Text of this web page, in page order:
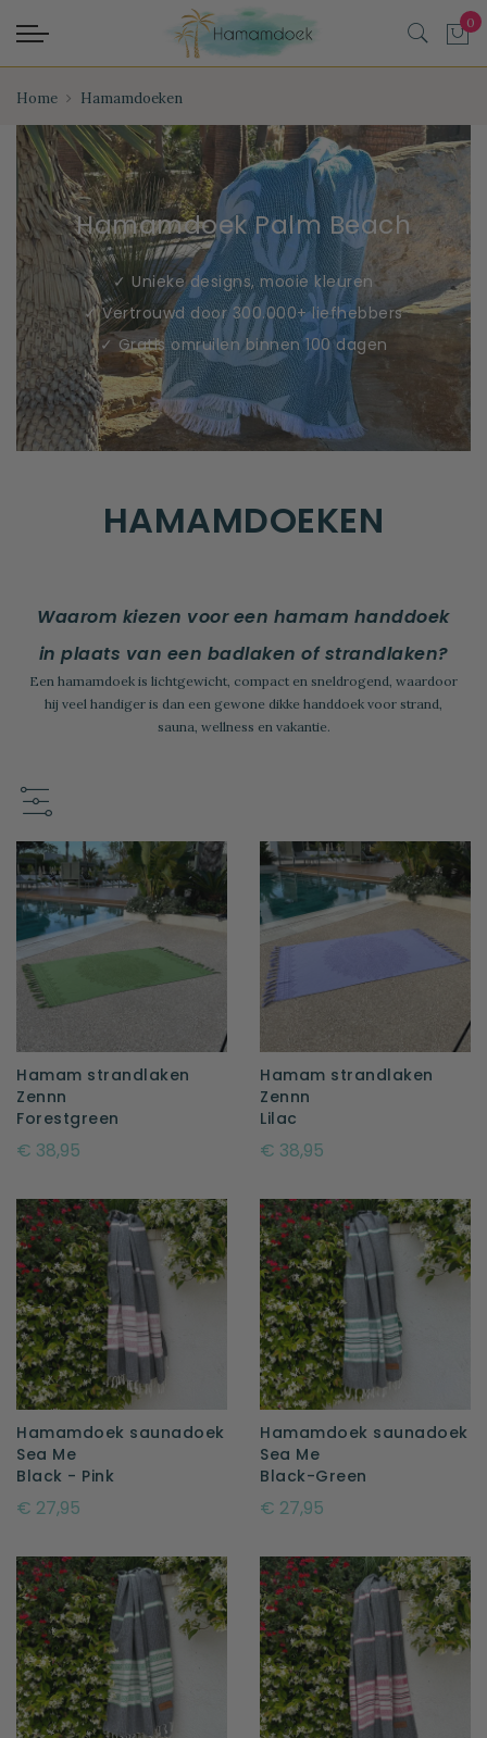
Home Hamamdoeken
Hamamdoek Palm Beach
✓ Unieke designs, mooie kleuren
✓ Vertrouwd door 300.000+ liefhebbers
✓ Gratis omruilen binnen 100 dagen
HAMAMDOEKEN
Waarom kiezen voor een hamam handdoek
in plaats van een badlaken of strandlaken?
Een hamamdoek is lichtgewicht, compact en sneldrogend, waardoor
hij veel handiger is dan een gewone dikke handdoek voor strand,
sauna, wellness en vakantie.
Hamam strandlaken
Zennn
Forestgreen
€ 38,95
Hamam strandlaken
Zennn
Lilac
€ 38,95
Hamamdoek saunadoek
Sea Me
Black - Pink
€ 27,95
Hamamdoek saunadoek
Sea Me
Black-Green
€ 27,95